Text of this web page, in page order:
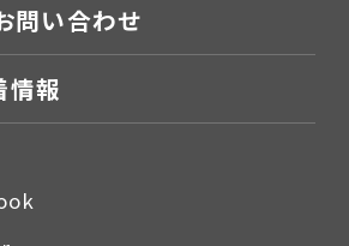
問い合わせ
情報